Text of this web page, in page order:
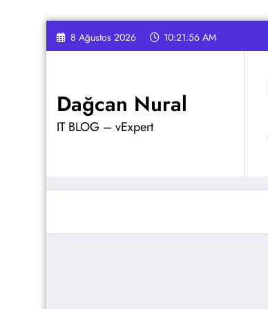
İçeriğe
atla
8 Ağustos 2026 10:21:57 AM
Dağcan Nural
IT BLOG – vExpert